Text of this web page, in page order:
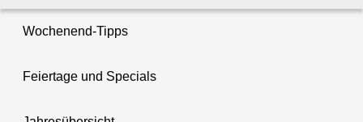
Wochenend-Tipps
Feiertage und Specials